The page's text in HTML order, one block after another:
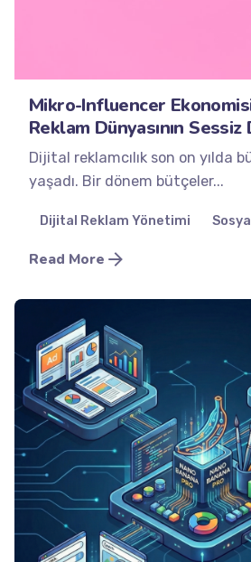
Mikro-Influencer
Reklam Dünyasının
Dijital reklamcılık son on yılda
yaşadı. Bir dönem bütçeler...
Dijital Reklam Yönetimi
Read More